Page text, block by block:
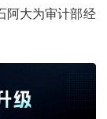
阿大为审计部经